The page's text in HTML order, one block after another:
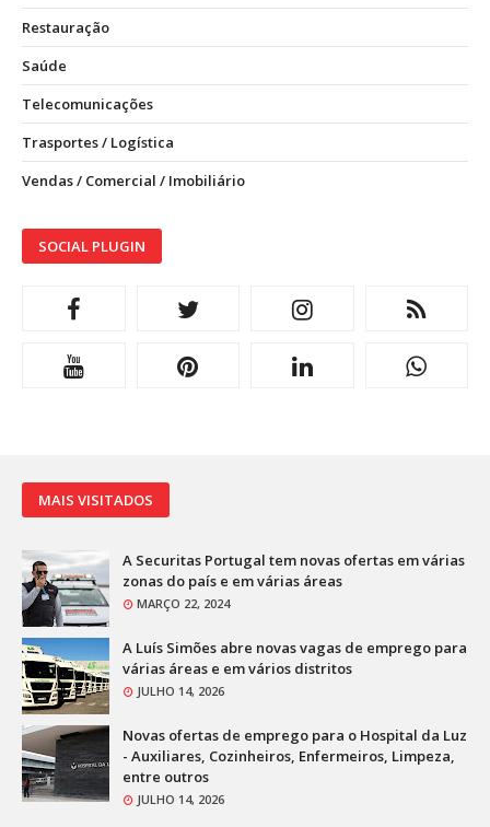
Restauração
Saúde
Telecomunicações
Trasportes / Logística
Vendas / Comercial / Imobiliário
SOCIAL PLUGIN
MAIS VISITADOS
A Securitas Portugal tem novas ofertas em várias
zonas do país e em várias áreas
MARÇO 22, 2024
A Luís Simões abre novas vagas de emprego para
várias áreas e em vários distritos
JULHO 14, 2026
Novas ofertas de emprego para o Hospital da Luz
- Auxiliares, Cozinheiros, Enfermeiros, Limpeza,
entre outros
JULHO 14, 2026